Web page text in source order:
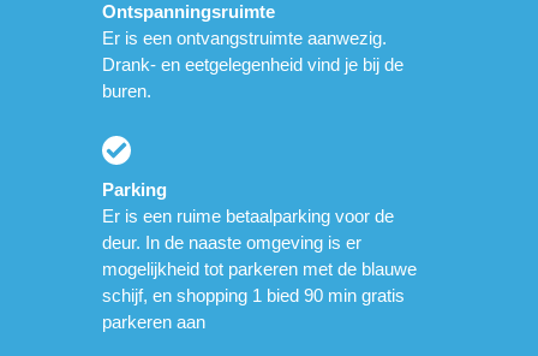
Ontspanningsruimte
Er is een ontvangstruimte aanwezig.
Drank- en eetgelegenheid vind je bij de
buren.
Parking
Er is een ruime betaalparking voor de
deur. In de naaste omgeving is er
mogelijkheid tot parkeren met de blauwe
schijf, en shopping 1 bied 90 min gratis
parkeren aan